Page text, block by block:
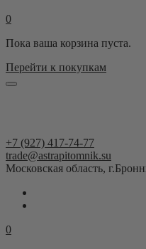
0
Пока ваша корзина пуста.
Перейти к покупкам
+7 (927) 417-74-77
trade@astrapitomnik.su
Московская область,
0